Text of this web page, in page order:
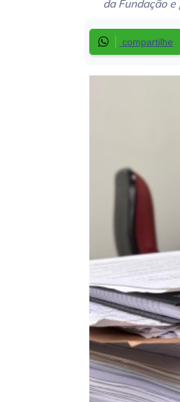
da Fundação
compartilhe